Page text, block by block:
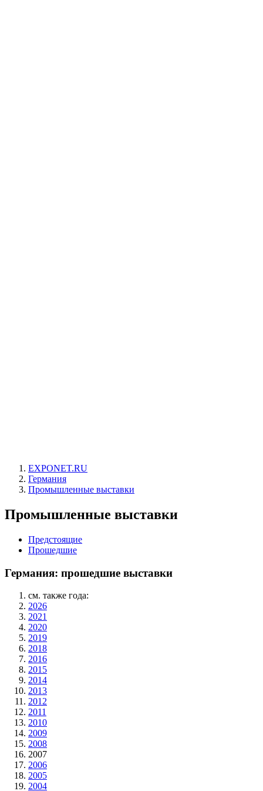
EXPONET.RU
Германия
Промышленные выставки
Промышленные выставки
Предстоящие
Прошедшие
Германия: прошедшие выставки
см. также года:
2026
2021
2020
2019
2018
2016
2015
2014
2013
2012
2011
2010
2009
2008
2007
2006
2005
2004